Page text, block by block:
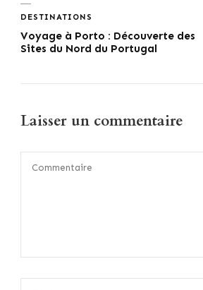
DESTINATIONS
Voyage à Porto : Découverte des
Sites du Nord du Portugal
Laisser un commentaire